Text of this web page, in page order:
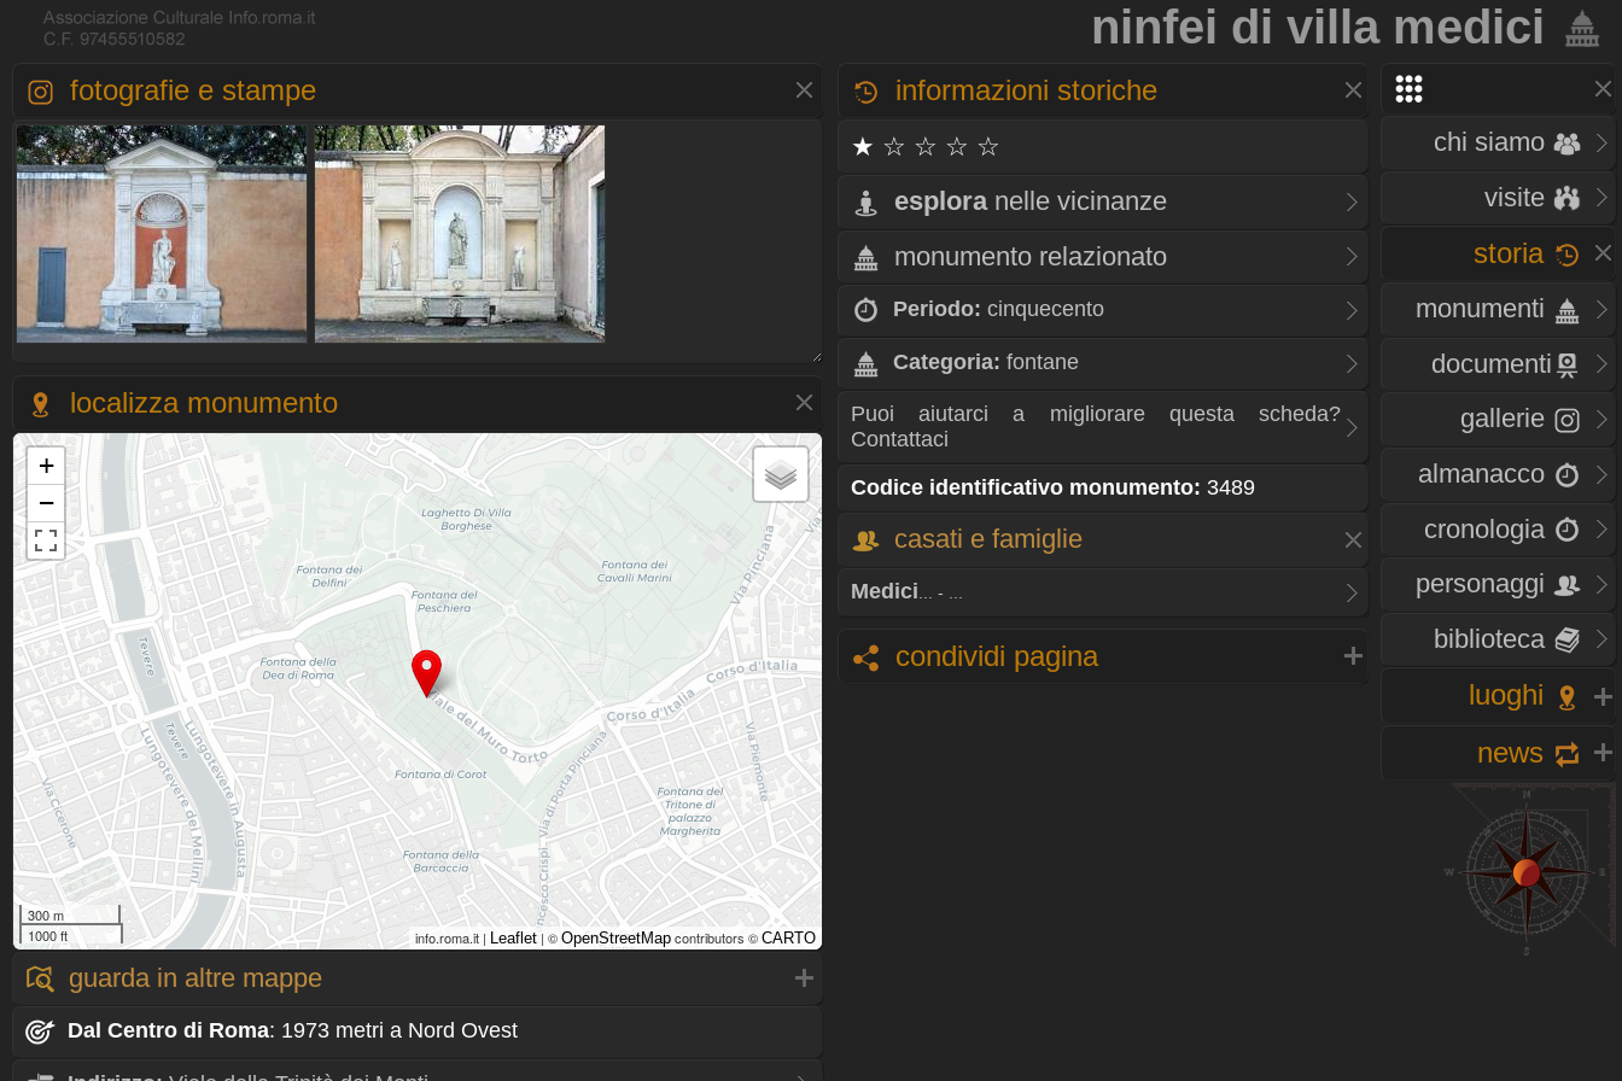
ninfei di villa medici
chi siamo
visite
storia
monumenti
documenti
gallerie
almanacco
cronologia
personaggi
biblioteca
luoghi
news
fotografie e stampe
localizza monumento
+
−
300 m
1000 ft
info.roma.it | Leaflet | © OpenStreetMap contributors © CARTO
guarda in altre mappe
Dal Centro di Roma: 1973 metri a Nord Ovest
informazioni storiche
★ ☆ ☆ ☆ ☆
esplora nelle vicinanze
monumento relazionato
Periodo: cinquecento
Categoria: fontane
Puoi aiutarci a migliorare questa scheda?
Contattaci
Codice identificativo monumento: 3489
casati e famiglie
Medici ... - ...
condividi pagina